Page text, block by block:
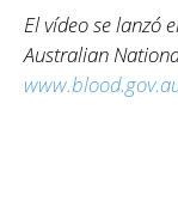
El vídeo se lanzó
Australian